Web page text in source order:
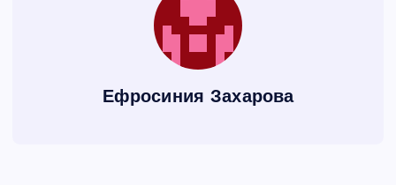
Ефросиния Захарова